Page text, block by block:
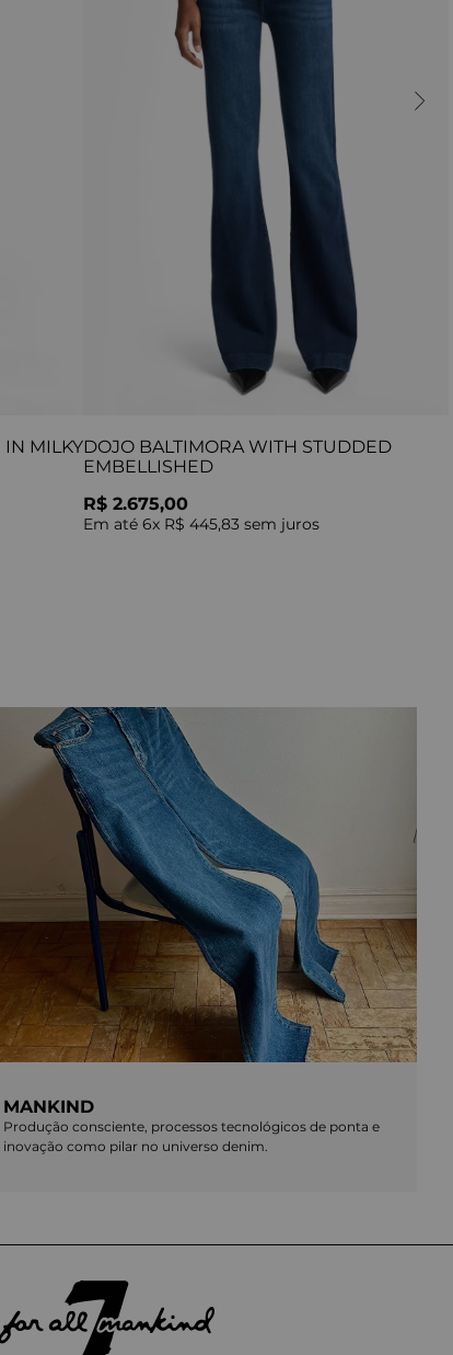
MILKYDOJO BALTIMORA WITH STUDDED
EMBELLISHED
R$ 2.675,00
Em até 6x R$ 445,83 sem juros
MANKIND
Produção consciente, processos tecnológicos de ponta e
inovação como pilar no universo denim.